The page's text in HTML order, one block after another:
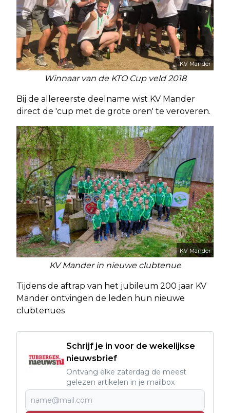
KV Mander
Winnaar van de KTO Cup veld 2018
Bij de allereerste deelname wist KV Mander
direct de 'cup met de grote oren' te veroveren.
KV Mander
KV Mander in nieuwe clubtenue
Tijdens de aftrap van het jubileum 200 jaar KV
Mander ontvingen de leden hun nieuwe
clubtenues
Schrijf je in voor de wekelijkse
nieuwsbrief
Ontvang elke zaterdag de meest
gelezen artikelen in je mailbox